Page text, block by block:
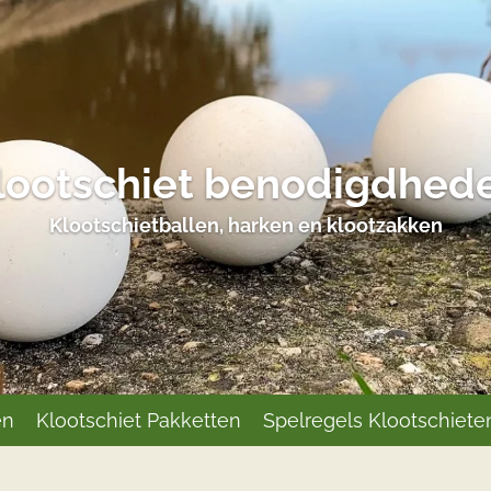
Klootschietballen, harken en klootzakken
Klootschiet Pakketten Spelregels